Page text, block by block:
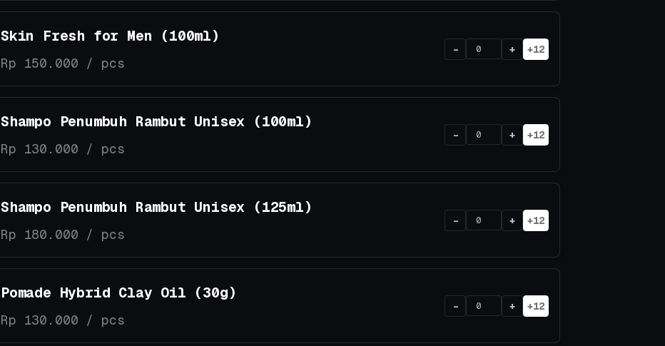
Skin Fresh for Men (100ml)
Rp 150.000 / pcs
- + +12
Shampo Penumbuh Rambut Unisex (100ml)
Rp 130.000 / pcs
- + +12
Shampo Penumbuh Rambut Unisex (125ml)
Rp 180.000 / pcs
- + +12
Pomade Hybrid Clay Oil (30g)
Rp 130.000 / pcs
- + +12